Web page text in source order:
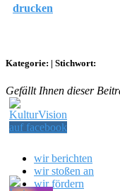
drucken
Kategorie: | Stichwort:
Gefällt Ihnen dieser
wir berichten
wir stoßen an
wir fördern